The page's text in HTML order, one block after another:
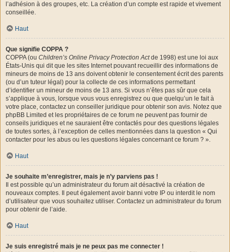
l’adhésion à des groupes, etc. La création d’un compte est rapide et vivement
conseillée.
Haut
Que signifie COPPA ?
COPPA (ou Children’s Online Privacy Protection Actde 1998) est une loi aux
États-Unis qui dit que les sites Internet pouvant recueillir des informations de
mineurs de moins de 13 ans doivent obtenir le consentement écrit des parents
(ou d’un tuteur légal) pour la collecte de ces informations permettant
d’identifier un mineur de moins de 13 ans. Si vous n’êtes pas sûr que cela
s’applique à vous, lorsque vous vous enregistrez ou que quelqu’un le fait à
votre place, contactez un conseiller juridique pour obtenir son avis. Notez que
phpBB Limited et les propriétaires de ce forum ne peuvent pas fournir de
conseils juridiques et ne sauraient être contactés pour des questions légales
de toutes sortes, à l’exception de celles mentionnées dans la question « Qui
contacter pour les abus ou les questions légales concernant ce forum ? ».
Haut
Je souhaite m’enregistrer, mais je n’y parviens pas !
Il est possible qu’un administrateur du forum ait désactivé la création de
nouveaux comptes. Il peut également avoir banni votre IP ou interdit le nom
d’utilisateur que vous souhaitez utiliser. Contactez un administrateur du forum
pour obtenir de l’aide.
Haut
Je suis enregistré mais je ne peux pas me connecter !